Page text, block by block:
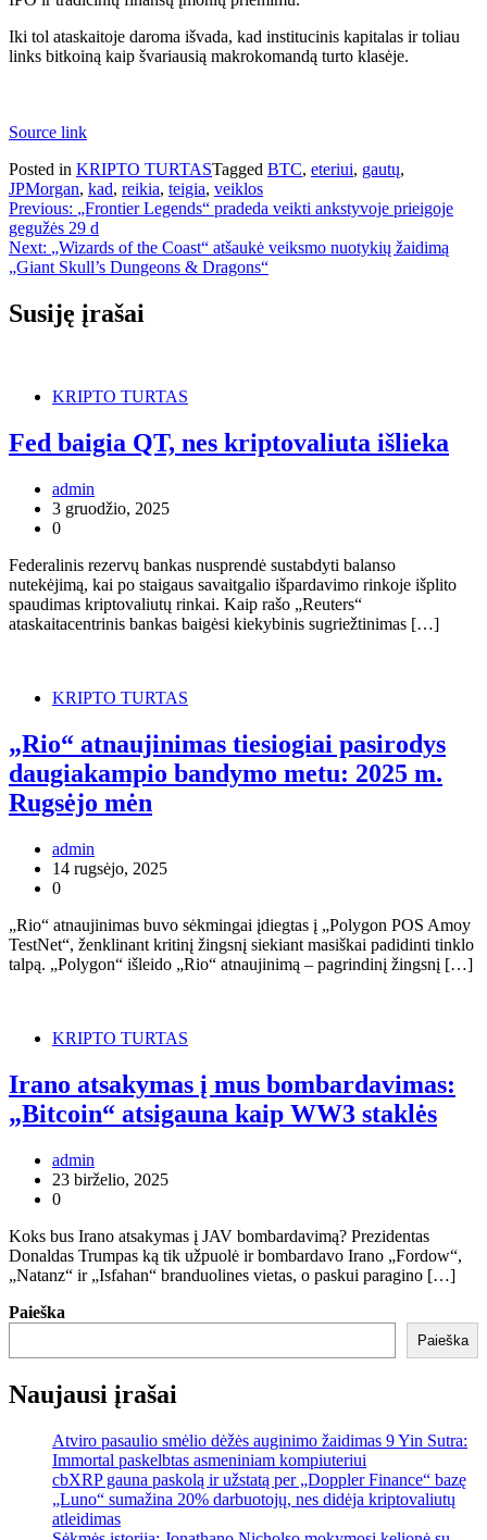
Iki tol ataskaitoje daroma išvada, kad institucinis kapitalas ir toliau
links bitkoiną kaip švariausią makrokomandą turto klasėje.
Source link
Posted in KRIPTO TURTASTagged BTC, eteriui, gautų,
JPMorgan, kad, reikia, teigia, veiklos
Navigacija
tarp
įrašų
Previous: „Frontier Legends“ pradeda veikti ankstyvoje prieigoje
gegužės 29 d
Next: „Wizards of the Coast“ atšaukė veiksmo nuotykių žaidimą
„Giant Skull’s Dungeons & Dragons“
Susiję įrašai
KRIPTO TURTAS
Fed baigia QT, nes kriptovaliuta išlieka
admin
3 gruodžio, 2025
0
Federalinis rezervų bankas nusprendė sustabdyti balanso
nutekėjimą, kai po staigaus savaitgalio išpardavimo rinkoje išplito
spaudimas kriptovaliutų rinkai. Kaip rašo „Reuters“
ataskaitacentrinis bankas baigėsi kiekybinis sugriežtinimas […]
KRIPTO TURTAS
„Rio“ atnaujinimas tiesiogiai pasirodys
daugiakampio bandymo metu: 2025 m.
Rugsėjo mėn
admin
14 rugsėjo, 2025
0
„Rio“ atnaujinimas buvo sėkmingai įdiegtas į „Polygon POS Amoy
TestNet“, ženklinant kritinį žingsnį siekiant masiškai padidinti tinklo
talpą. „Polygon“ išleido „Rio“ atnaujinimą – pagrindinį žingsnį […]
KRIPTO TURTAS
Irano atsakymas į mus bombardavimas:
„Bitcoin“ atsigauna kaip WW3 staklės
admin
23 birželio, 2025
0
Koks bus Irano atsakymas į JAV bombardavimą? Prezidentas
Donaldas Trumpas ką tik užpuolė ir bombardavo Irano „Fordow“,
„Natanz“ ir „Isfahan“ branduolines vietas, o paskui paragino […]
Paieška
Paieška
Naujausi įrašai
Atviro pasaulio smėlio dėžės auginimo žaidimas 9 Yin Sutra:
Immortal paskelbtas asmeniniam kompiuteriui
cbXRP gauna paskolą ir užstatą per „Doppler Finance“ bazę
„Luno“ sumažina 20% darbuotojų, nes didėja kriptovaliutų
atleidimas